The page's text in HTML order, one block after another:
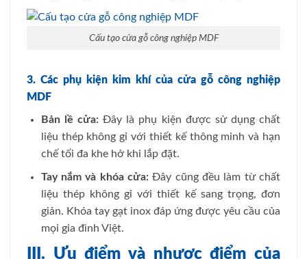
Cấu tạo cửa gỗ công nghiệp MDF
3. Các phụ kiện kim khí của cửa gỗ công nghiệp
MDF
Bản lề cửa: Đây là phụ kiện được sử dụng chất
liệu thép không gỉ với thiết kế thông minh và hạn
chế tối đa khe hở khi lắp đặt.
Tay nắm và khóa cửa: Đây cũng đều làm từ chất
liệu thép không gỉ với thiết kế sang trọng, đơn
giản. Khóa tay gạt inox đáp ứng được yêu cầu của
mọi gia đình Việt.
III. Ưu điểm và nhược điểm của